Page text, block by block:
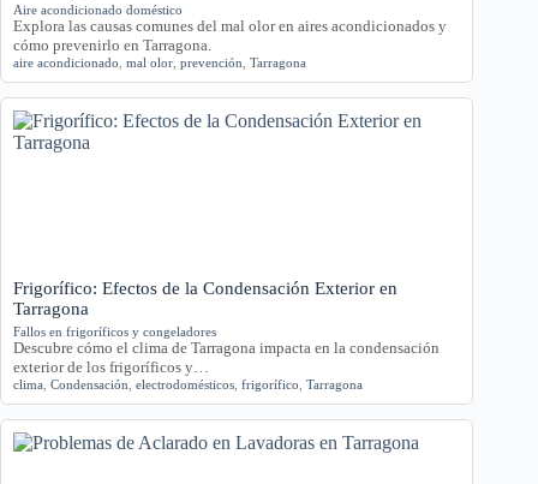
Aire acondicionado doméstico
Explora las causas comunes del mal olor en aires acondicionados y
cómo prevenirlo en Tarragona.
aire acondicionado mal olor prevención Tarragona
Frigorífico: Efectos de la Condensación Exterior en
Tarragona
Fallos en frigoríficos y congeladores
Descubre cómo el clima de Tarragona impacta en la condensación
exterior de los frigoríficos y…
clima Condensación electrodomésticos frigorífico Tarragona